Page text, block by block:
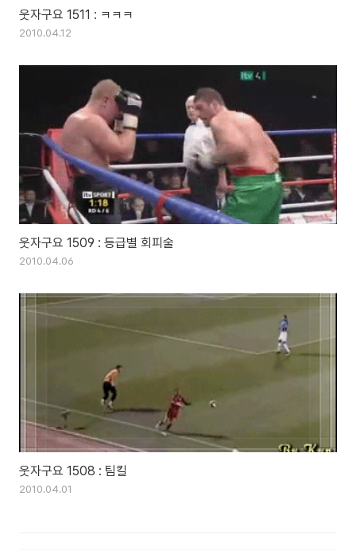
웃자구요 1511 : ㅋㅋㅋ
2010.04.12
웃자구요 1509 : 등급별 회피술
2010.04.06
웃자구요 1508 : 팀킬
2010.04.01